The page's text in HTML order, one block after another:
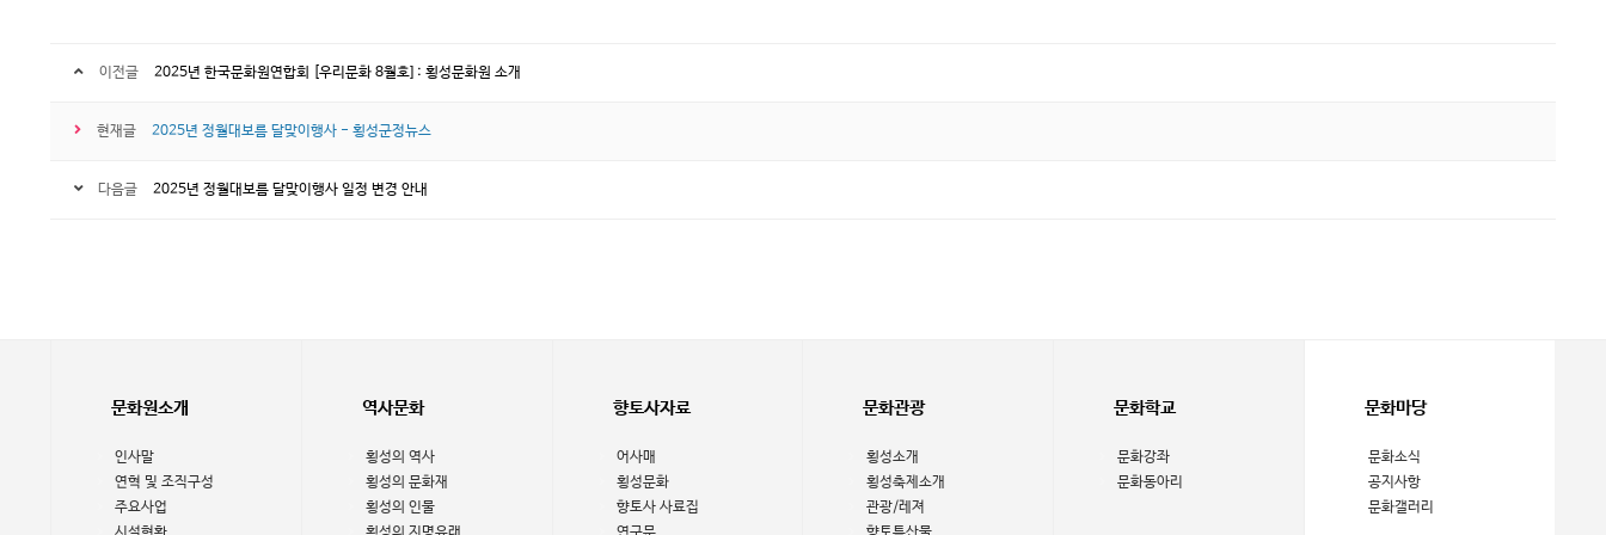
이전글 2025년 한국문화원연합회 [우리문화 8월호] : 횡성문화원 소개
현재글 2025년 정월대보름 달맞이행사 - 횡성군정뉴스
다음글 2025년 정월대보름 달맞이행사 일정 변경 안내
문화원소개
인사말
연혁 및 조직구성
주요사업
역사문화
횡성의 역사
횡성의 문화재
횡성의 인물
향토사자료
어사매
횡성문화
향토사 사료집
문화관광
횡성소개
횡성축제소개
관광/레져
문화학교
문화강좌
문화동아리
문화마당
문화소식
공지사항
문화갤러리